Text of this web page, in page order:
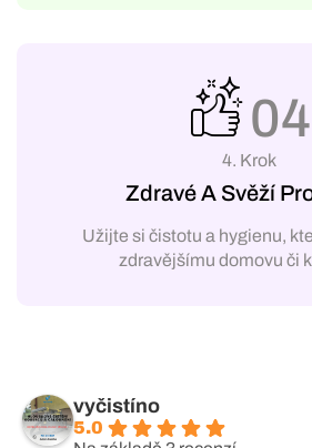
04
4. Krok
Zdravé A Svěží
Užijte si čistotu a hygienu,
zdravějšímu domovu či
vyčistíno
5.0